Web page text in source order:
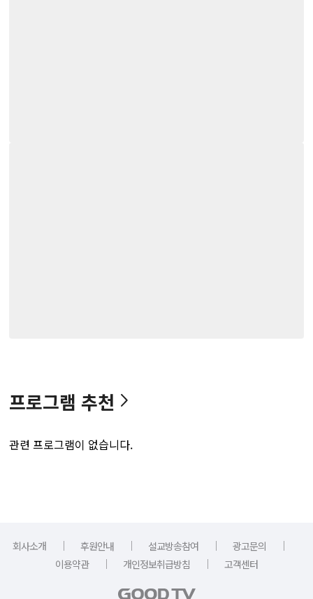
프로그램 추천
관련 프로그램이 없습니다.
회사소개 ｜ 후원안내 ｜ 설교방송참여 ｜ 광고문의
｜
이용약관
｜ 개인정보취급방침 ｜ 고객센터